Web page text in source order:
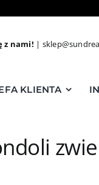
z nami! |
KLIENTA